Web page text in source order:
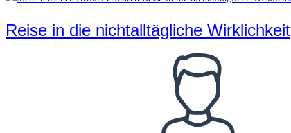
Reise in die nichtalltägliche Wirklichkeit